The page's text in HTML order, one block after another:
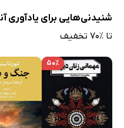
شنیدنی‌هایی برای یادآوری
تا ٪۷۰ تخفیف
۵۰٪